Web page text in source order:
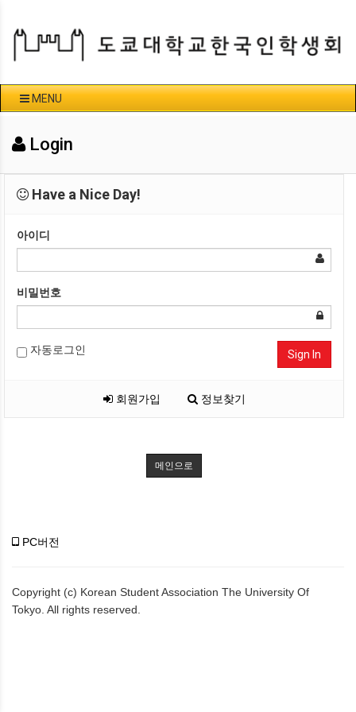
MENU
Login
Have a Nice Day!
아이디
비밀번호
자동로그인 Sign In
회원가입 정보찾기
메인으로
PC버전
Copyright (c) Korean Student Association The University Of
Tokyo. All rights reserved.